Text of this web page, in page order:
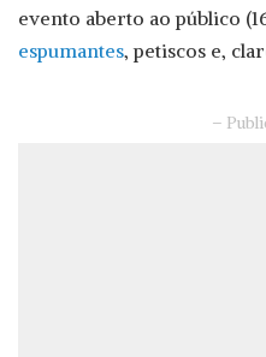
evento aberto ao público
espumantes, petiscos e,
–